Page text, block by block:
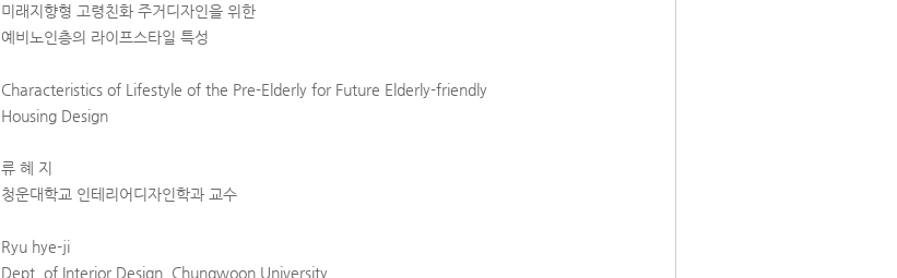
미래지향형 고령친화 주거디자인을 위한
예비노인층의 라이프스타일 특성
Characteristics of Lifestyle of the Pre-Elderly for Future Elderly-friendly
Housing Design
류 혜 지
청운대학교 인테리어디자인학과 교수
Ryu hye-ji
Dept. of Interior Design, Chungwoon University